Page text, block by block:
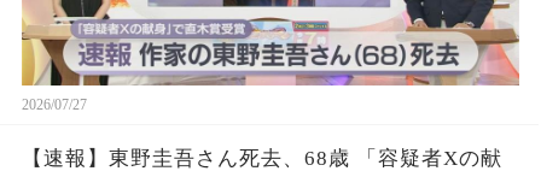
2026/07/27
【速報】東野圭吾さん死去、68歳 「容疑者Xの献